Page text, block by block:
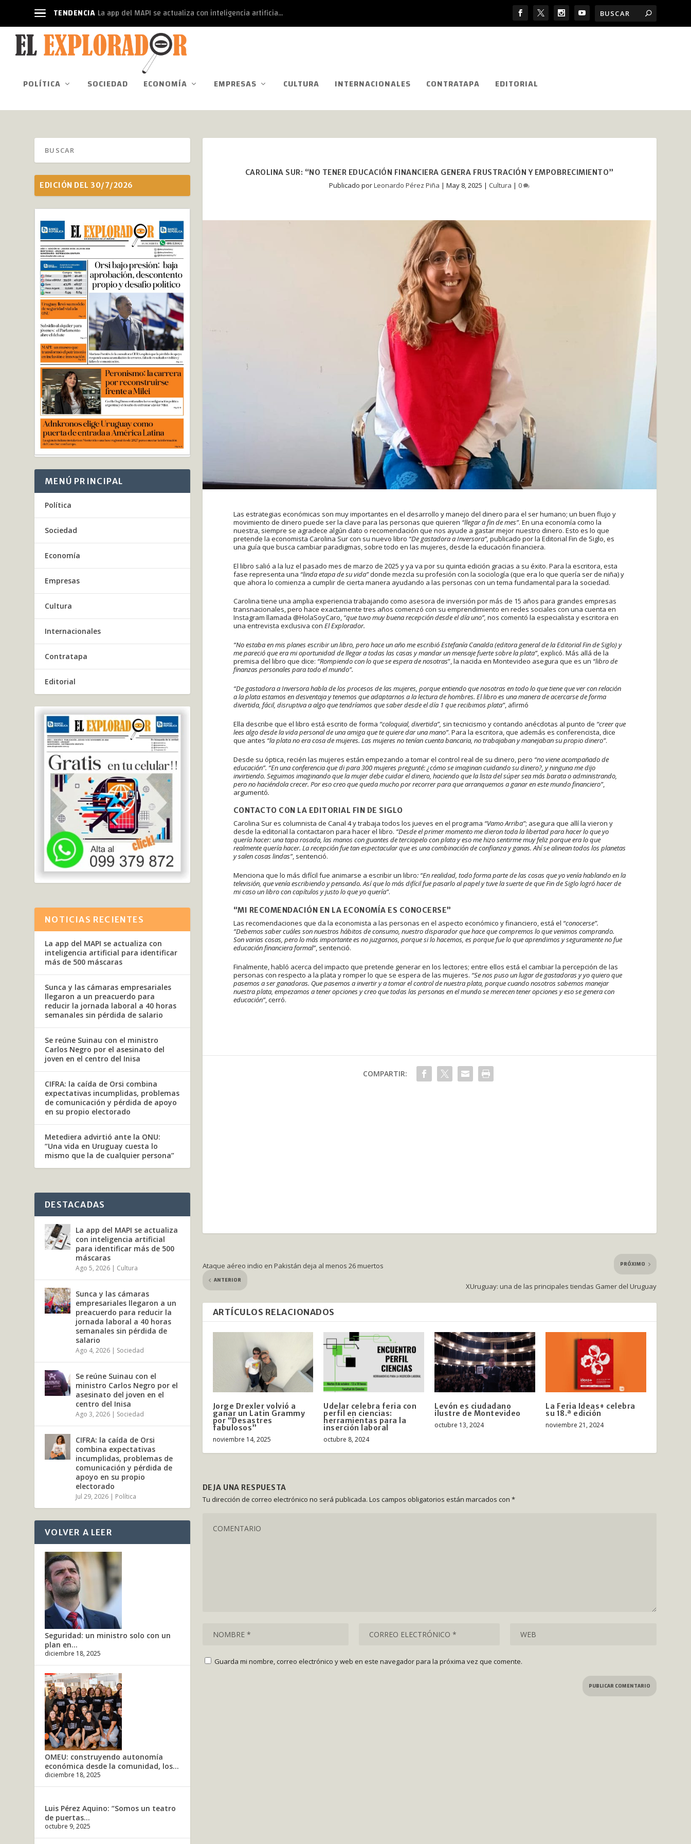
TENDENCIA La app del MAPI se actualiza con inteligencia artificia...
POLÍTICA SOCIEDAD ECONOMÍA EMPRESAS CULTURA INTERNACIONALES CONTRATAPA EDITORIAL
CAROLINA SUR: “NO TENER EDUCACIÓN FINANCIERA GENERA FRUSTRACIÓN Y EMPOBRECIMIENTO”
Publicado porLeonardo Pérez Piña |May 8, 2025 | Cultura |0
Las estrategias económicas son muy importantes en el desarrollo y manejo del dinero para el ser humano; un buen flujo y
movimiento de dinero puede ser la clave para las personas que quieren “llegar a fin de mes”. En una economía como la
nuestra, siempre se agradece algún dato o recomendación que nos ayude a gastar mejor nuestro dinero. Esto es lo que
pretende la economista Carolina Sur con su nuevo libro “De gastadora a Inversora”, publicado por la Editorial Fin de Siglo, es
una guía que busca cambiar paradigmas, sobre todo en las mujeres, desde la educación financiera.
El libro salió a la luz el pasado mes de marzo de 2025 y ya va por su quinta edición gracias a su éxito. Para la escritora, esta
fase representa una “linda etapa de su vida”donde mezcla su profesión con la sociología (que era lo que quería ser de niña) y
que ahora lo comienza a cumplir de cierta manera ayudando a las personas con un tema fundamental para la sociedad.
Carolina tiene una amplia experiencia trabajando como asesora de inversión por más de 15 años para grandes empresas
transnacionales, pero hace exactamente tres años comenzó con su emprendimiento en redes sociales con una cuenta en
Instagram llamada @HolaSoyCaro, “que tuvo muy buena recepción desde el día uno”, nos comentó la especialista y escritora en
una entrevista exclusiva con El Explorador.
“No estaba en mis planes escribir un libro, pero hace un año me escribió Estefanía Canalda (editora general de la Editorial Fin de Siglo) y
me pareció que era mi oportunidad de llegar a todas las casas y mandar un mensaje fuerte sobre la plata”, explicó. Más allá de la
premisa del libro que dice: “Rompiendo con lo que se espera de nosotras”, la nacida en Montevideo asegura que es un “libro de
finanzas personales para todo el mundo”.
“De gastadora a Inversora habla de los procesos de las mujeres, porque entiendo que nosotras en todo lo que tiene que ver con relación
a la plata estamos en desventaja y tenemos que adaptarnos a la lectura de hombres. El libro es una manera de acercarse de forma
divertida, fácil, disruptiva a algo que tendríamos que saber desde el día 1 que recibimos plata”, afirmó
Ella describe que el libro está escrito de forma “coloquial, divertida”, sin tecnicismo y contando anécdotas al punto de “creer que
lees algo desde la vida personal de una amiga que te quiere dar una mano”. Para la escritora, que además es conferencista, dice
que antes “la plata no era cosa de mujeres. Las mujeres no tenían cuenta bancaria, no trabajaban y manejaban su propio dinero”.
Desde su óptica, recién las mujeres están empezando a tomar el control real de su dinero, pero “no viene acompañado de
educación”. “En una conferencia que di para 300 mujeres pregunté: ¿cómo se imaginan cuidando su dinero?, y ninguna me dijo
invirtiendo. Seguimos imaginando que la mujer debe cuidar el dinero, haciendo que la lista del súper sea más barata o administrando,
pero no haciéndola crecer. Por eso creo que queda mucho por recorrer para que arranquemos a ganar en este mundo financiero”,
argumentó.
CONTACTO CON LA EDITORIAL FIN DE SIGLO
Carolina Sur es columnista de Canal 4 y trabaja todos los jueves en el programa “Vamo Arriba”; asegura que allí la vieron y
desde la editorial la contactaron para hacer el libro. “Desde el primer momento me dieron toda la libertad para hacer lo que yo
quería hacer: una tapa rosada, las manos con guantes de terciopelo con plata y eso me hizo sentirme muy feliz porque era lo que
realmente quería hacer. La recepción fue tan espectacular que es una combinación de confianza y ganas. Ahí se alinean todos los planetas
y salen cosas lindas”, sentenció.
Menciona que lo más difícil fue animarse a escribir un libro: “En realidad, todo forma parte de las cosas que yo venía hablando en la
televisión, que venía escribiendo y pensando. Así que lo más difícil fue pasarlo al papel y tuve la suerte de que Fin de Siglo logró hacer de
mi caso un libro con capítulos y justo lo que yo quería”.
“MI RECOMENDACIÓN EN LA ECONOMÍA ES CONOCERSE”
Las recomendaciones que da la economista a las personas en el aspecto económico y financiero, está el “conocerse”.
“Debemos saber cuáles son nuestros hábitos de consumo, nuestro disparador que hace que compremos lo que venimos comprando.
Son varias cosas, pero lo más importante es no juzgarnos, porque si lo hacemos, es porque fue lo que aprendimos y seguramente no fue
educación financiera formal”, sentenció.
Finalmente, habló acerca del impacto que pretende generar en los lectores; entre ellos está el cambiar la percepción de las
personas con respecto a la plata y romper lo que se espera de las mujeres. “Se nos puso un lugar de gastadoras y yo quiero que
pasemos a ser ganadoras. Que pasemos a invertir y a tomar el control de nuestra plata, porque cuando nosotros sabemos manejar
nuestra plata, empezamos a tener opciones y creo que todas las personas en el mundo se merecen tener opciones y eso se genera con
educación”, cerró.
COMPARTIR:
Ataque aéreo indio en Pakistán deja al menos 26 muertos
ANTERIOR
PRÓXIMO
XUruguay: una de las principales tiendas Gamer del Uruguay
ARTÍCULOS RELACIONADOS
Jorge Drexler volvió a
ganar un Latin Grammy
por “Desastres
fabulosos”
noviembre 14, 2025
Udelar celebra feria con
perfil en ciencias:
herramientas para la
inserción laboral
octubre 8, 2024
Levón es ciudadano
ilustre de Montevideo
octubre 13, 2024
La Feria Ideas+ celebra
su 18.ª edición
noviembre 21, 2024
DEJA UNA RESPUESTA
Tu dirección de correo electrónico no será publicada. Los campos obligatorios están marcados con *
Guarda mi nombre, correo electrónico y web en este navegador para la próxima vez que comente.
EDICIÓN DEL 30/7/2026
MENÚ PRINCIPAL
Política
Sociedad
Economía
Empresas
Cultura
Internacionales
Contratapa
Editorial
NOTICIAS RECIENTES
La app del MAPI se actualiza con
inteligencia artificial para identificar
más de 500 máscaras
Sunca y las cámaras empresariales
llegaron a un preacuerdo para
reducir la jornada laboral a 40 horas
semanales sin pérdida de salario
Se reúne Suinau con el ministro
Carlos Negro por el asesinato del
joven en el centro del Inisa
CIFRA: la caída de Orsi combina
expectativas incumplidas, problemas
de comunicación y pérdida de apoyo
en su propio electorado
Metediera advirtió ante la ONU:
“Una vida en Uruguay cuesta lo
mismo que la de cualquier persona”
DESTACADAS
La app del MAPI se actualiza
con inteligencia artificial
para identificar más de 500
máscaras
Ago 5, 2026 | Cultura
Sunca y las cámaras
empresariales llegaron a un
preacuerdo para reducir la
jornada laboral a 40 horas
semanales sin pérdida de
salario
Ago 4, 2026 | Sociedad
Se reúne Suinau con el
ministro Carlos Negro por el
asesinato del joven en el
centro del Inisa
Ago 3, 2026 | Sociedad
CIFRA: la caída de Orsi
combina expectativas
incumplidas, problemas de
comunicación y pérdida de
apoyo en su propio
electorado
Jul 29, 2026 | Política
VOLVER A LEER
Seguridad: un ministro solo con un
plan en...
diciembre 18, 2025
OMEU: construyendo autonomía
económica desde la comunidad, los...
diciembre 18, 2025
Luis Pérez Aquino: “Somos un teatro
de puertas...
octubre 9, 2025